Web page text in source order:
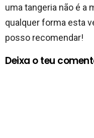
uma tangeria não é a
qualquer forma esta
posso recomendar!
Deixa o teu